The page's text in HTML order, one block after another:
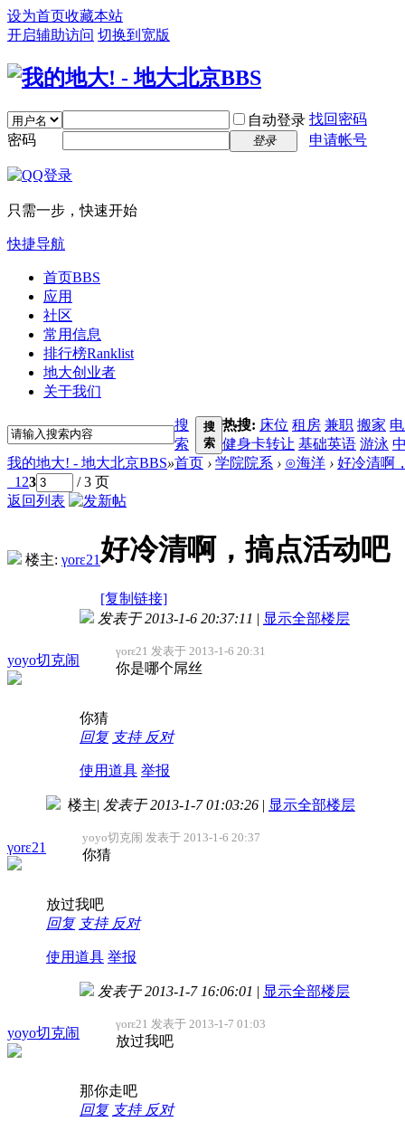
设为首页收藏本站
开启辅助访问 切换到宽版
自动登录 找回密码
密码
登录 申请帐号
只需一步，快速开始
快捷导航
首页BBS
应用
社区
常用信息
排行榜Ranklist
地大创业者
关于我们
搜
索
搜
索
热搜: 床位 租房 兼职 搬家
健身卡转让 基础英语 游泳
我的地大! - 地大北京BBS»首页 › 学院院系 › ⊙海洋 › 好冷清啊
1 23
/ 3 页
返回列表
楼主: γorε21好冷清啊，搞点活动吧
[复制链接]
yoyo切克闹
发表于 2013-1-6 20:37:11 | 显示全部楼层
γorε21 发表于 2013-1-6 20:31
你是哪个屌丝
你猜
回复 支持 反对
使用道具 举报
γorε21
楼主| 发表于 2013-1-7 01:03:26 | 显示全部楼层
yoyo切克闹 发表于 2013-1-6 20:37
你猜
放过我吧
回复 支持 反对
使用道具 举报
yoyo切克闹
发表于 2013-1-7 16:06:01 | 显示全部楼层
γorε21 发表于 2013-1-7 01:03
放过我吧
那你走吧
回复 支持 反对